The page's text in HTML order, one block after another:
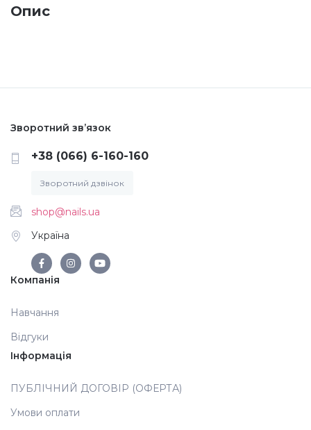
Брокат
Інші прикраси
Фарби для розпису
Аксесуари
Опис
Зворотний зв’язок
+38 (066) 6-160-160
Зворотний дзвінок
shop@nails.ua
Україна
Компанія
Навчання
Відгуки
Інформація
ПУБЛІЧНИЙ ДОГОВІР (ОФЕРТА)
Умови оплати